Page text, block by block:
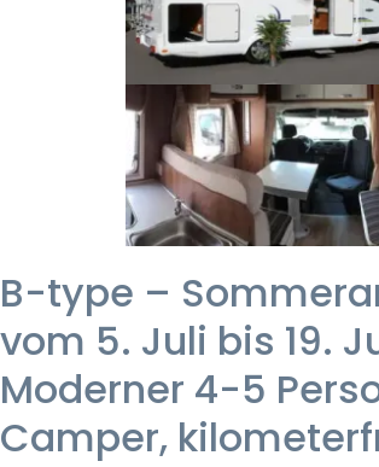
B-type –
vom 5. Juli bis 19.
Moderner 4-5
Camper,